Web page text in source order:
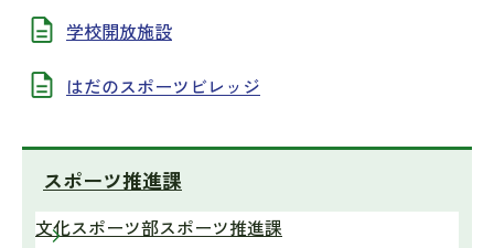
学校開放施設
はだのスポーツビレッジ
スポーツ推進課
文化スポーツ部スポーツ推進課